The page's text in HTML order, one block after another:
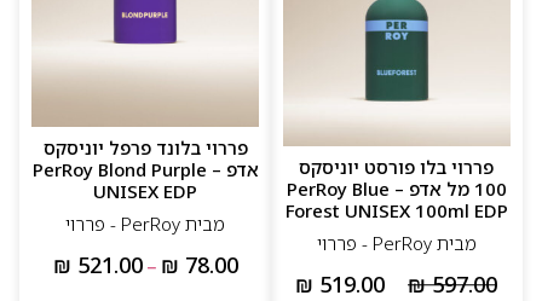
פררוי בלו פורסט יוניסקס
100 מל אדפ – PerRoy Blue
Forest UNISEX 100ml EDP
מבית PerRoy - פררוי
₪597.00
₪ 519.00
פררוי בלונד פרפל יוניסקס
אדפ – PerRoy Blond Purple
UNISEX EDP
מבית PerRoy - פררוי
₪ 78.00
–
₪ 521.00